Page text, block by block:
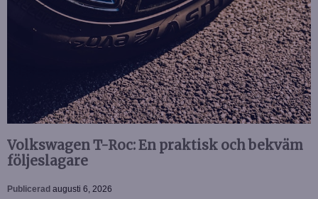
Volkswagen T-Roc: En praktisk och bekväm
följeslagare
Publicerad augusti 6, 2026